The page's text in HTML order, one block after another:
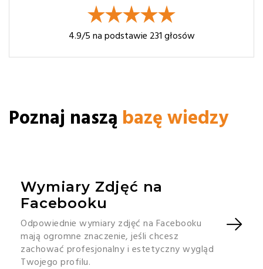
4.9/5 na podstawie 231 głosów
Poznaj naszą bazę wiedzy
Wymiary Zdjęć na
Facebooku
Odpowiednie wymiary zdjęć na Facebooku
mają ogromne znaczenie, jeśli chcesz
zachować profesjonalny i estetyczny wygląd
Twojego profilu.